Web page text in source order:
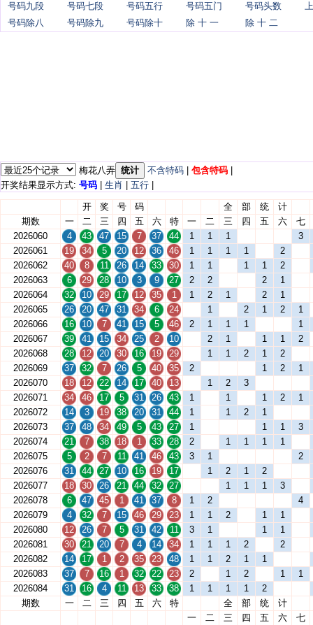
号码九段
号码七段 号码五行 号码五门 号码头数
号码除八
号码除九 号码除十 除 十 一 除 十 二
梅花八弄 统计 不含特码 包含特码
开奖结果显示方式: 号码 生肖 五行
开 奖 号 码 全 部 统
计
期数
一 二 三 四 五 六 特 一 二 三 四 五 六
七
2026060
4 43 47 15 7 37 44 1 1 1
3
2026061
19 34 5 20 12 36 46 1 1 1 1
2
2026062
40 8 11 26 14 33 30 1 1 1 1
2
2026063
6 29 28 10 3 9 27 2 2 2
1
2026064
32 10 29 17 12 35 1 1 2 1 2
1
2026065
26 20 47 31 34 6 24 1 2 1 2
1
2026066
16 10 7 41 15 5 46 2 1 1 1
1
2026067
39 41 15 34 25 2 10 2 1 1 1
2
2026068
28 12 20 30 16 19 29 1 1 2 1
2
2026069
37 32 7 26 5 40 35 2 1 2
1
2026070
18 12 22 14 17 40 13 1 2
3
2026071
34 46 17 5 31 26 43 1 1 1 2
1
2026072
14 3 19 38 20 31 44 1 1 2
1
2026073
37 48 34 49 5 43 27 1 1 1
3
2026074
21 7 38 18 1 33 28 2 1 1 1
1
2026075
5 2 7 11 41 46 43 3 1
2
2026076
31 44 27 10 16 19 17 1 2 1
2
2026077
18 30 26 21 44 32 27 1 1 1
3
2026078
6 47 45 1 41 37 8 1 2
4
2026079
4 32 7 15 46 29 23 1 1 2 1
1
2026080
12 26 7 5 31 42 11 3 1 1
1
2026081
30 21 20 7 4 14 34 1 1 1 2
2
2026082
14 17 1 2 35 23 48 1 1 2 1
1
2026083
37 7 16 1 32 22 23 2 1 2 1
1
2026084
31 16 4 11 13 33 38 1 1 1 1
2
期数
一 二 三 四 五 六 特 全 部 统
计
一
二 三 四 五 六 七